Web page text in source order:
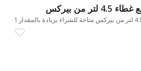
من بيركس